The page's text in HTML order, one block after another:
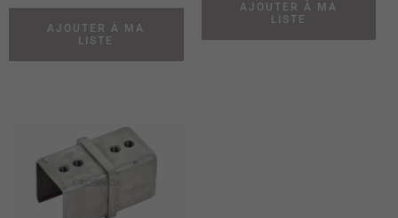
AJOUTER À MA
LISTE
AJOUTER À MA
LISTE